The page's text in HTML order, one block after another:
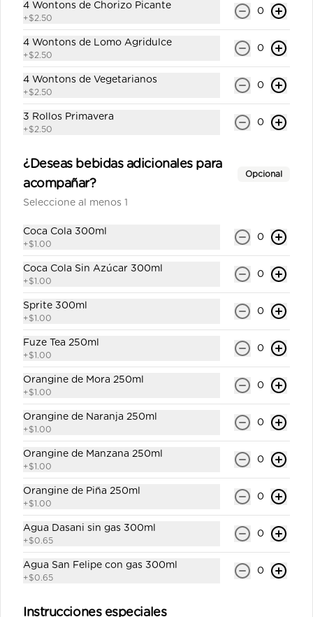
San Felipe con gas 300ml
Agua con gas personal.
$0.65
Sprite 330ml
Gaseosa personal.
Conócenos
Términos y condiciones
Política de privacidad
Redes sociales
Instagram
Facebook
4 Wontons de Chorizo Picante
+$2.50
0
4 Wontons de Lomo Agridulce
+$2.50
0
4 Wontons de Vegetarianos
+$2.50
0
3 Rollos Primavera
+$2.50
0
¿Deseas bebidas adicionales para
acompañar?
Opcional
Seleccione al menos 1
Coca Cola 300ml
+$1.00
0
Coca Cola Sin Azúcar 300ml
+$1.00
0
Sprite 300ml
+$1.00
0
Fuze Tea 250ml
+$1.00
0
Orangine de Mora 250ml
+$1.00
0
Orangine de Naranja 250ml
+$1.00
0
Orangine de Manzana 250ml
+$1.00
0
Orangine de Piña 250ml
+$1.00
0
Agua Dasani sin gas 300ml
+$0.65
0
Agua San Felipe con gas 300ml
+$0.65
0
Instrucciones especiales